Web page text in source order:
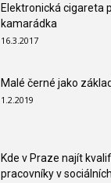
Elektronická cigareta
kamarádka
16.3.2017
Malé černé jako
1.2.2019
Kde v Praze najít
pracovníky v